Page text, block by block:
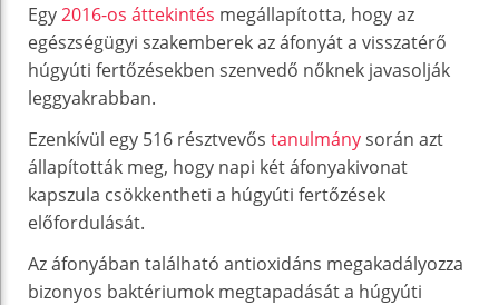
Egy2016-os áttekintés megállapította, hogy az
egészségügyi szakemberek az áfonyát a visszatérő
húgyúti fertőzésekben szenvedő nőknek javasolják
leggyakrabban.
Ezenkívül egy 516 résztvevős tanulmánysorán azt
állapították meg, hogy napi két áfonyakivonat
kapszula csökkentheti a húgyúti fertőzések
előfordulását.
Az áfonyában található antioxidáns megakadályozza
bizonyos baktériumok megtapadását a húgyúti